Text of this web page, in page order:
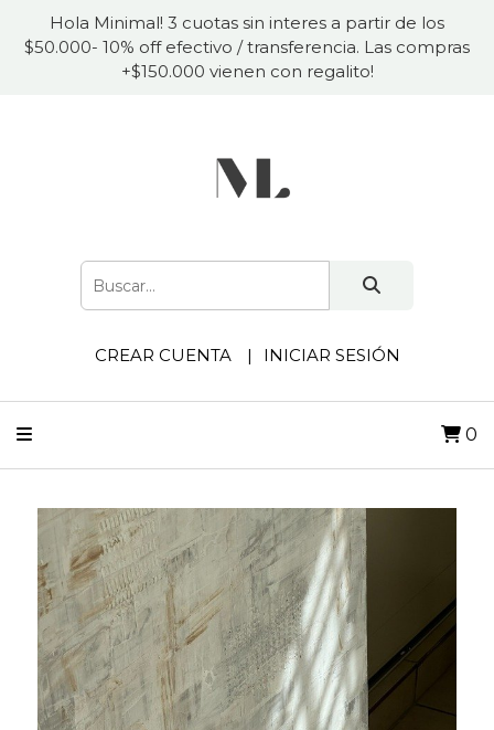
Hola Minimal! 3 cuotas sin interes a partir de los
$50.000- 10% off efectivo / transferencia. Las compras
+$150.000 vienen con regalito!
CREAR CUENTA INICIAR SESIÓN
0